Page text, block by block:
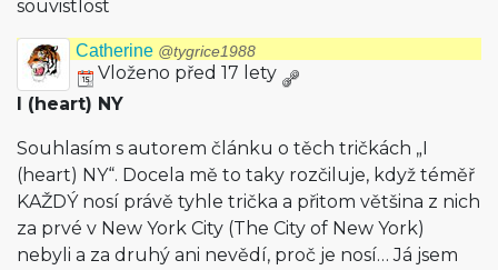
souvistlost
Catherine @tygrice1988
Vloženo před 17 lety
I (heart) NY
Souhlasím s autorem článku o těch tričkách „I
(heart) NY“. Docela mě to taky rozčiluje, když téměř
KAŽDÝ nosí právě tyhle trička a přitom většina z nich
za prvé v New York City (The City of New York)
nebyli a za druhý ani nevědí, proč je nosí… Já jsem